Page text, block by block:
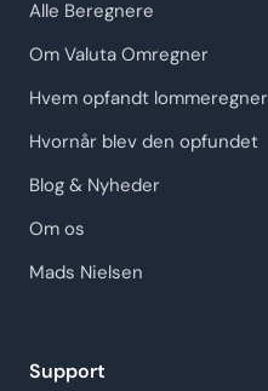
Alle Beregnere
Om Valuta Omregner
Hvem opfandt lommeregner
Hvornår blev den opfundet
Blog & Nyheder
Om os
Mads Nielsen
Support